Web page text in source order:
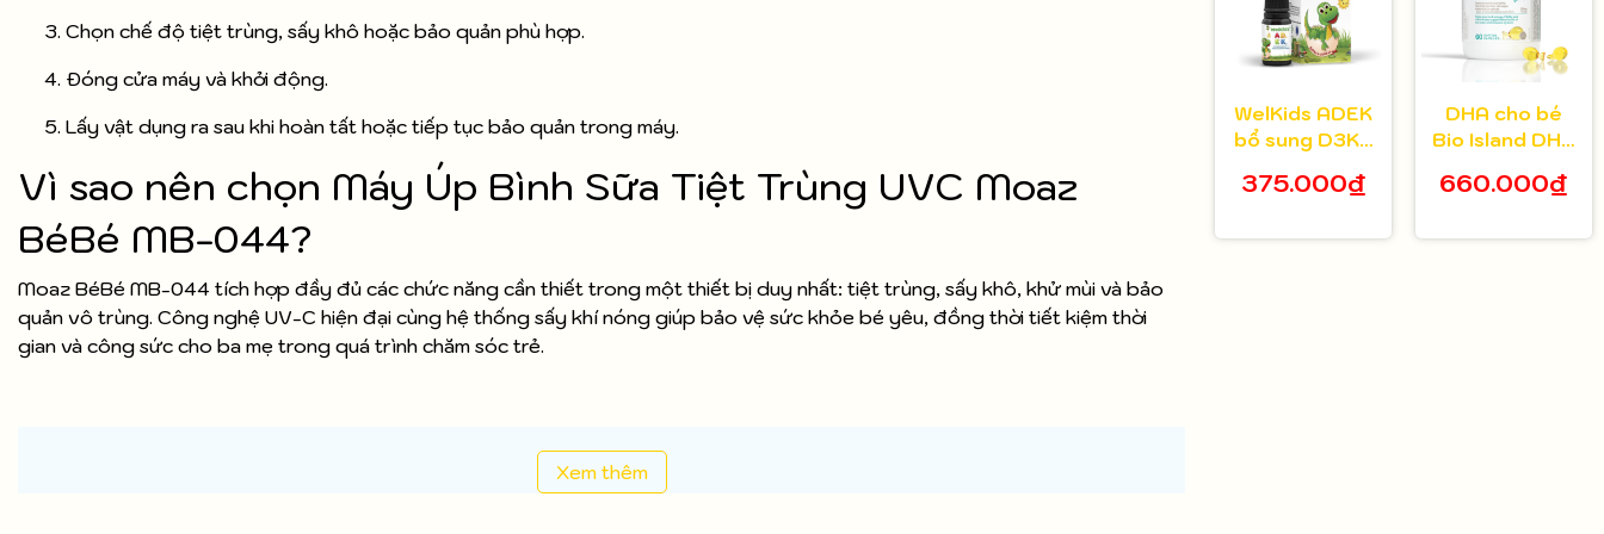
Chọn chế độ tiệt trùng, sấy khô hoặc bảo quản phù hợp.
Đóng cửa máy và khởi động.
Lấy vật dụng ra sau khi hoàn tất hoặc tiếp tục bảo quản trong máy.
Vì sao nên chọn Máy Úp Bình Sữa Tiệt Trùng UVC Moaz
BéBé MB-044?
Moaz BéBé MB-044 tích hợp đầy đủ các chức năng cần thiết trong một thiết bị duy nhất: tiệt trùng, sấy khô, khử mùi và bảo
quản vô trùng. Công nghệ UV-C hiện đại cùng hệ thống sấy khí nóng giúp bảo vệ sức khỏe bé yêu, đồng thời tiết kiệm thời
gian và công sức cho ba mẹ trong quá trình chăm sóc trẻ.
Xem thêm
WelKids ADEK
bổ sung D3K2
Vitamin A, E hỗ
đề kháng, phát
375.000₫
DHA cho bé
Bio Island DHA
660.000₫